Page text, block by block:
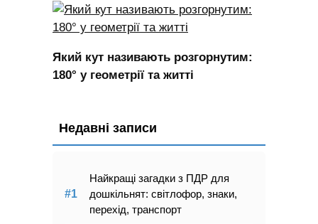
Який кут називають розгорнутим:
180° у геометрії та житті
Недавні записи
Найкращі загадки з ПДР для
дошкільнят: світлофор, знаки,
перехід, транспорт